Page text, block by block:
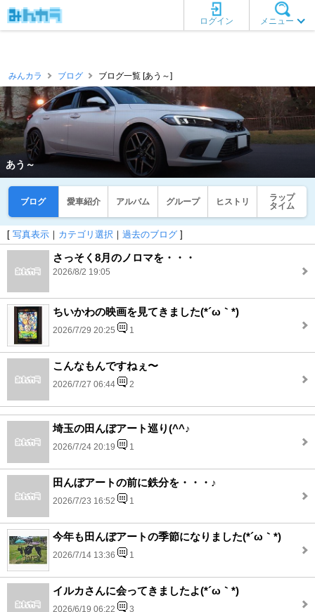
メニュー
ログイン
みんカラ ブログ ブログ一覧 [あう～]
あう～
ブログ 愛車紹介 アルバム グループ ヒストリ
ラップ
タイム
[ 写真表示 ｜ カテゴリ選択 ｜ 過去のブログ ]
さっそく8月のノロマを・・・
2026/8/2 19:05
ちいかわの映画を見てきました(*´ω｀*)
2026/7/29 20:25 1
こんなもんですねぇ〜
2026/7/27 06:44 2
埼玉の田んぼアート巡り(^^♪
2026/7/24 20:19 1
田んぼアートの前に鉄分を・・・♪
2026/7/23 16:52 1
今年も田んぼアートの季節になりました(*´ω｀*)
2026/7/14 13:36 1
イルカさんに会ってきましたよ(*´ω｀*)
2026/6/19 06:22 3